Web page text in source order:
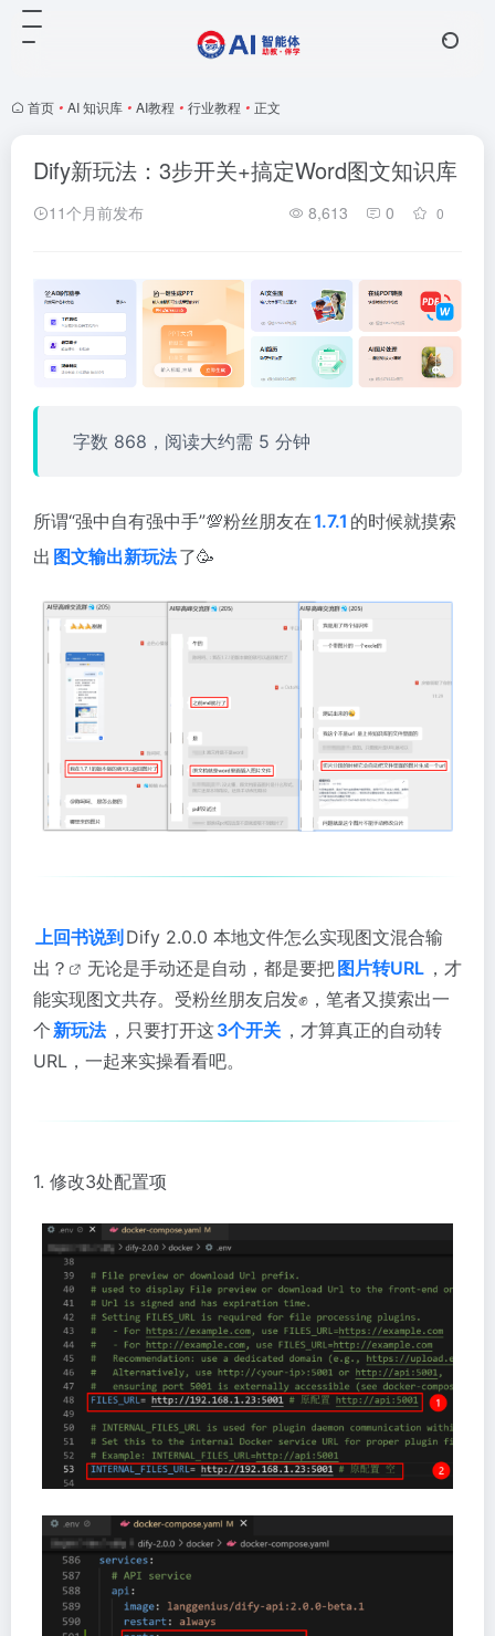
首页 • AI 知识库 • AI教程 • 行业教程 • 正文
Dify新玩法：3步开关+搞定Word图文知识库
11个月前发布 8,613 0 0
字数 868，阅读大约需 5 分钟
所谓“强中自有强中手”💯粉丝朋友在1.7.1 的时候就摸索
出 图文输出新玩法了🥳
上回书说到 Dify 2.0.0 本地文件怎么实现图文混合输
出？
无论是手动还是自动，都是要把 图片转URL ，才
能实现图文共存。受粉丝朋友启发✊，笔者又摸索出一
个新玩法 ，只要打开这3个开关 ，才算真正的自动转
URL，一起来实操看看吧。
1. 修改3处配置项